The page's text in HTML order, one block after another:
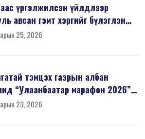
үргэлжилсэн үйлдлээр
авсан гэмт хэргийг бүлэглэн
25, 2026
тэмцэх газрын албан
“Улаанбаатар марафон 2026”-
23, 2026